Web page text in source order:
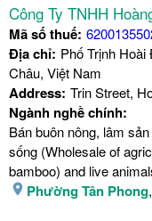
Công Ty TNHH
Mã số thuế:
Địa chỉ: Phố Trịnh
Châu, Việt Nam
Address: Trin Street,
Ngành nghề chính:
Bán buôn nông, lâm
sống (Wholesale of
bamboo) and live
Phường Tân Phong,